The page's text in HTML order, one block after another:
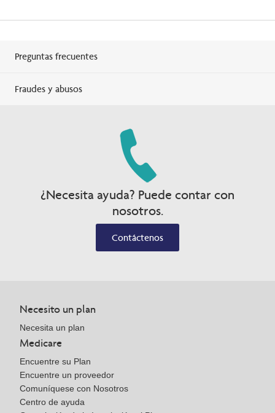
Preguntas frecuentes
Fraudes y abusos
¿Necesita ayuda? Puede contar con
nosotros.
Contáctenos
Necesito un plan
Necesita un plan
Medicare
Encuentre su Plan
Encuentre un proveedor
Comuníquese con Nosotros
Centro de ayuda